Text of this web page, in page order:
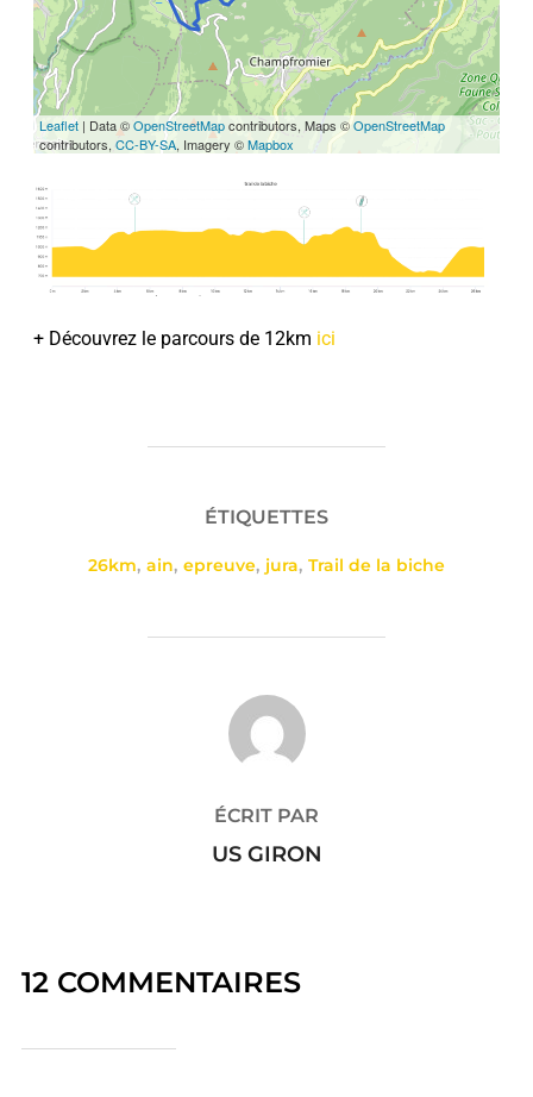
Leaflet| Data ©OpenStreetMapcontributors, Maps ©OpenStreetMap
contributors, CC-BY-SA, Imagery ©Mapbox
+ Découvrez le parcours de 12km ici
ÉTIQUETTES
26km, ain, epreuve, jura, Trail de la biche
AUTEUR DE LA PUBLICATION
ÉCRIT PAR
US GIRON
12 COMMENTAIRES